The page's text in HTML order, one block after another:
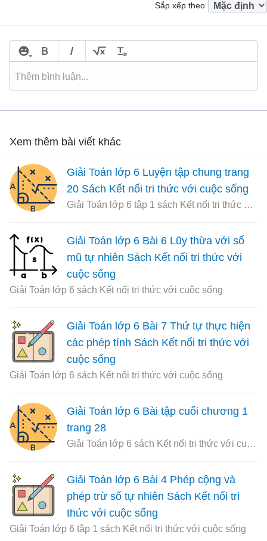
Sắp xếp theo
Xem thêm bài viết khác
Giải Toán lớp 6 Luyện tập chung trang
20 Sách Kết nối tri thức với cuộc sống
Giải Toán lớp 6 tập 1 sách Kết nối tri thức với cuộc sống
Giải Toán lớp 6 Bài 6 Lũy thừa với số
mũ tự nhiên Sách Kết nối tri thức với
cuộc sống
Giải Toán lớp 6 sách Kết nối tri thức với cuộc sống
Giải Toán lớp 6 Bài 7 Thứ tự thực hiện
các phép tính Sách Kết nối tri thức với
cuộc sống
Giải Toán lớp 6 sách Kết nối tri thức với cuộc sống
Giải Toán lớp 6 Bài tập cuối chương 1
trang 28
Giải Toán lớp 6 sách Kết nối tri thức với cuộc sống
Giải Toán lớp 6 Bài 4 Phép cộng và
phép trừ số tự nhiên Sách Kết nối tri
thức với cuộc sống
Giải Toán lớp 6 tập 1 sách Kết nối tri thức với cuộc sống